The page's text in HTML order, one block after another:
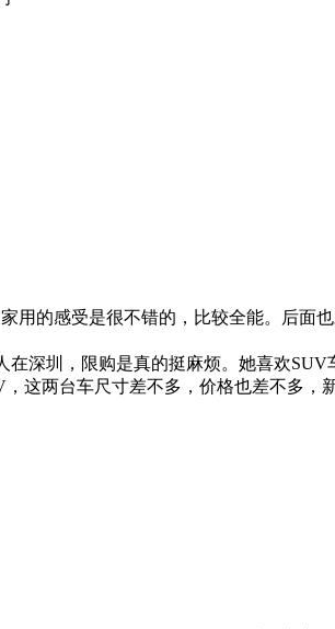
的感受是很不错的，比较全能。后面
深圳，限购是真的挺麻烦。她喜欢
这两台车尺寸差不多，价格也差不多